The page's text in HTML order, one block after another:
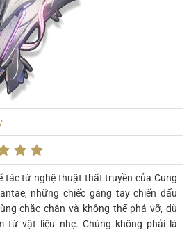
tác từ nghệ thuật thất truyền của Cung
những chiếc găng tay chiến đấu
chắc chắn và không thể phá vỡ, dù
từ vật liệu nhẹ. Chúng không phải là